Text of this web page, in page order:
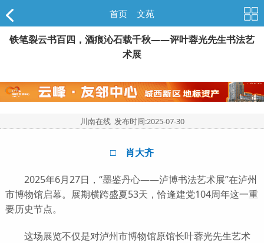
首页 文苑
铁笔裂云书百四，酒痕沁石载千秋——评叶蓉光先生书法艺
术展
川南在线 发布时间:2025-07-30
□ 肖大齐
2025年6月27日，“墨鉴丹心——泸博书法艺术展”在泸州
市博物馆启幕。展期横跨盛夏53天，恰逢建党104周年这一重
要历史节点。
这场展览不仅是对泸州市博物馆原馆长叶蓉光先生艺术